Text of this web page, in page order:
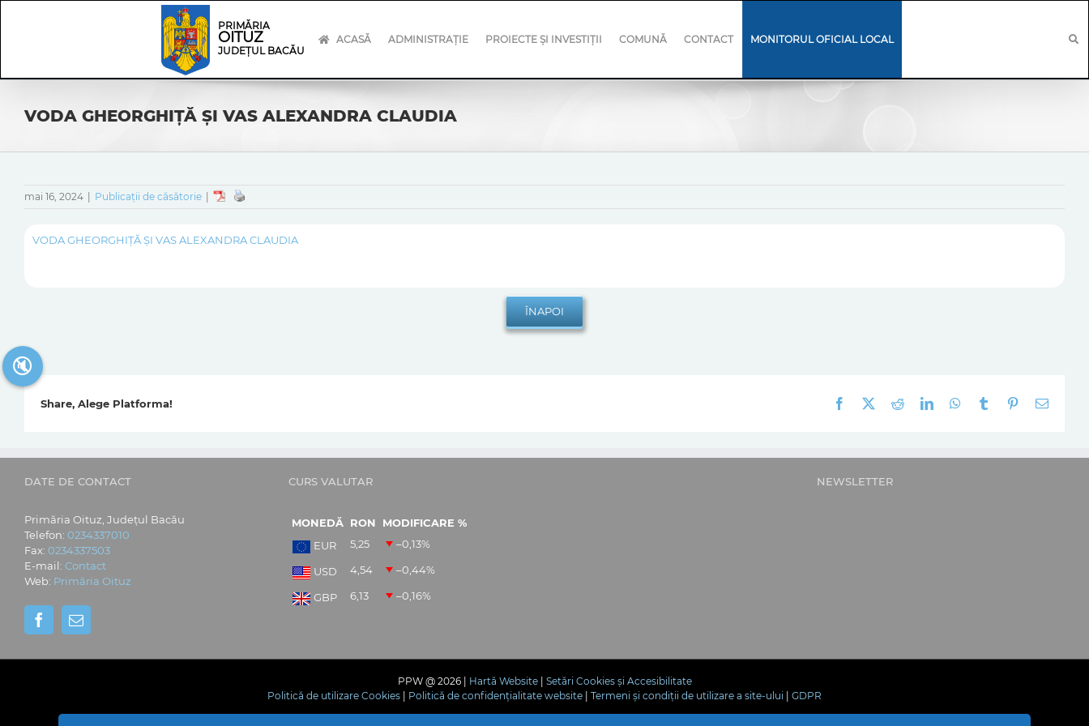
PRIMĂRIA
OITUZ
JUDEȚUL BACĂU
ACASĂ ADMINISTRAȚIE PROIECTE ȘI INVESTIȚII COMUNĂ CONTACT MONITORUL OFICIAL LOCAL
VODA GHEORGHIȚĂ ȘI VAS ALEXANDRA CLAUDIA
mai 16, 2024 Publicații de căsătorie
VODA GHEORGHIȚĂ ȘI VAS ALEXANDRA CLAUDIA
Share, Alege Platforma! Facebook RedditLinkedInWhatsApp
Tumblr Pinterest
E-
DATE DE CONTACT
Primăria Oituz, Județul Bacău
Telefon: 0234337010
Fax: 0234337503
E-mail: Contact
Web: Primăria Oituz
CURS VALUTAR
MONEDĂ RON
MODIFICARE %
EUR
5,25 –0,13%
USD 4,54 –0,44%
GBP 6,13 –0,16%
NEWSLETTER
PPW @ 2026 | Hartă Website| Setări Cookies și Accesibilitate
Politică de utilizare Cookies
Politică de confidențialitate website Termeni și condiții de utilizare a site-ului GDPR
🔇